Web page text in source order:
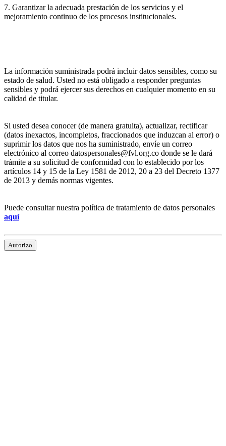
7. Garantizar la adecuada prestación de los servicios y el
mejoramiento continuo de los procesos institucionales.
La información suministrada podrá incluir datos sensibles, como su
estado de salud. Usted no está obligado a responder preguntas
sensibles y podrá ejercer sus derechos en cualquier momento en su
calidad de titular.
Si usted desea conocer (de manera gratuita), actualizar, rectificar
(datos inexactos, incompletos, fraccionados que induzcan al error) o
suprimir los datos que nos ha suministrado, envíe un correo
electrónico al correo datospersonales@fvl.org.co donde se le dará
trámite a su solicitud de conformidad con lo establecido por los
artículos 14 y 15 de la Ley 1581 de 2012, 20 a 23 del Decreto 1377
de 2013 y demás normas vigentes.
Puede consultar nuestra política de tratamiento de datos personales
aquí
Autorizo